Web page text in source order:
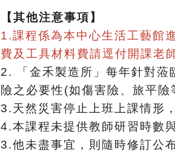
【其他注意事項】
1.課程係為本中心生活工藝館
費及工具材料費請逕付開課老
2.
「金禾製造所」每年針對
險之必要性(如傷害險、旅平險
3.天然災害停止上班上課情形
4.本課程未提供教師研習時數
3.他未盡事宜，則隨時修訂公布